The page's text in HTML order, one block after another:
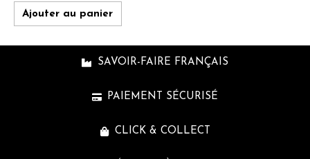
Ajouter au panier
SAVOIR-FAIRE FRANÇAIS
PAIEMENT SÉCURISÉ
CLICK & COLLECT